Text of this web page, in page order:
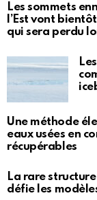
Les sommets
l’Est vont
qui sera perdu
Une méthode
eaux usées en
récupérables
La rare
défie les